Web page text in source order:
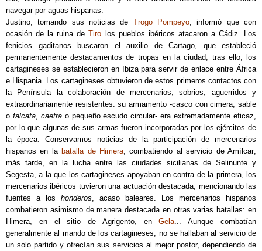
navegar por aguas hispanas.
Justino, tomando sus noticias de Trogo Pompeyo , informó que con
ocasión de la ruina deTiro los pueblos ibéricos atacaron a Cádiz. Los
fenicios gaditanos buscaron el auxilio de Cartago, que estableció
permanentemente destacamentos de tropas en la ciudad; tras ello, los
cartagineses se establecieron en Ibiza para servir de enlace entre África
e Hispania. Los cartagineses obtuvieron de estos primeros contactos con
la Península la colaboración de mercenarios, sobrios, aguerridos y
extraordinariamente resistentes: su armamento -casco con cimera, sable
o falcata, caetrao pequeño escudo circular- era extremadamente eficaz,
por lo que algunas de sus armas fueron incorporadas por los ejércitos de
la época. Conservamos noticias de la participación de mercenarios
hispanos en la batalla de Himera , combatiendo al servicio de Amílcar;
más tarde, en la lucha entre las ciudades sicilianas de Selinunte y
Segesta, a la que los cartagineses apoyaban en contra de la primera, los
mercenarios ibéricos tuvieron una actuación destacada, mencionando las
fuentes a los honderos , acaso baleares. Los mercenarios hispanos
combatieron asimismo de manera destacada en otras varias batallas: en
Himera, en el sitio de Agrigento, enGela ... Aunque combatían
generalmente al mando de los cartagineses, no se hallaban al servicio de
un solo partido y ofrecían sus servicios al mejor postor, dependiendo de